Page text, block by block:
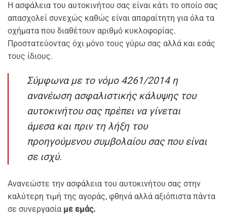
Η ασφάλεια του αυτοκινήτου σας είναι κάτι το οποίο σας
απασχολεί συνεχώς καθώς είναι απαραίτητη για όλα τα
οχήματα που διαθέτουν αριθμό κυκλοφορίας.
Προστατεύοντας όχι μόνο τους γύρω σας αλλά και εσάς
τους ίδιους.
Σύμφωνα με το νόμο 4261/2014 η
ανανέωση ασφαλιστικής κάλυψης του
αυτοκινήτου σας πρέπει να γίνεται
άμεσα και πριν τη λήξη του
προηγούμενου συμβολαίου σας που είναι
σε ισχύ.
Ανανεώστε την ασφάλεια του αυτοκινήτου σας στην
καλύτερη τιμή της αγοράς, φθηνά αλλά αξιόπιστα πάντα
σε συνεργασία με εμάς.